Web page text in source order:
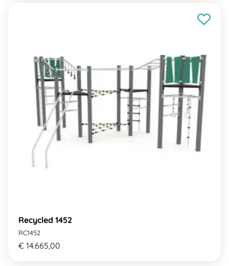
Recycled 1452
RC1452
€ 14.665,00